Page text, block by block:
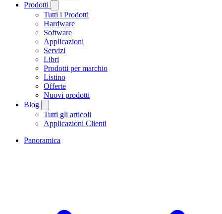
Prodotti
Tutti i Prodotti
Hardware
Software
Applicazioni
Servizi
Libri
Prodotti per marchio
Listino
Offerte
Nuovi prodotti
Blog
Tutti gli articoli
Applicazioni Clienti
Panoramica